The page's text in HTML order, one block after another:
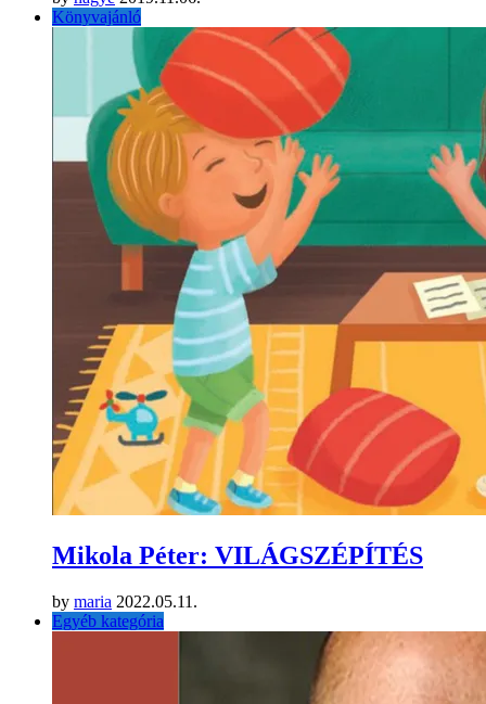
Könyvajánló
Mikola Péter: VILÁGSZÉPÍTÉS
by maria 2022.05.11.
Egyéb kategória